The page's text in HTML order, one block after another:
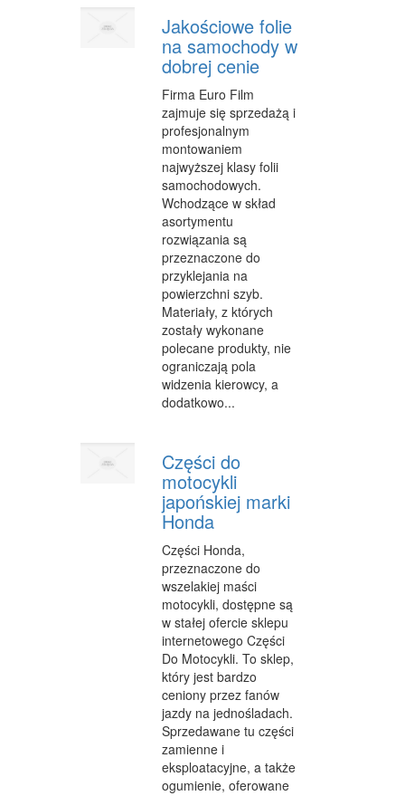
FABRYKACJA
INFORMATYCZNE
RESTAURACJE, CATERING
FOTOGRAFIA
ADWOKACI, PORADY PRAWNE
SPRZĄTANIE, PORZĄDKOWANIE
SERWIS
OPIEKA
INNE USŁUGI
NOCLEGI
HOTELE I NOCLEGI
PODRÓŻE
ODNOWA BIOLOGICZNA
DIETETYKA, ODCHUDZANIE
LECZENIE
SALONY KOSMETYCZNE
SPRZĘT MEDYCZNY
STRONY WWW
OPROGRAMOWANIE
KONTAKT
Jakościowe folie
na samochody w
dobrej cenie
Firma Euro Film
zajmuje się sprzedażą i
profesjonalnym
montowaniem
najwyższej klasy folii
samochodowych.
Wchodzące w skład
asortymentu
rozwiązania są
przeznaczone do
przyklejania na
powierzchni szyb.
Materiały, z których
zostały wykonane
polecane produkty, nie
ograniczają pola
widzenia kierowcy, a
dodatkowo...
Części do
motocykli
japońskiej marki
Honda
Części Honda,
przeznaczone do
wszelakiej maści
motocykli, dostępne są
w stałej ofercie sklepu
internetowego Części
Do Motocykli. To sklep,
który jest bardzo
ceniony przez fanów
jazdy na jednośladach.
Sprzedawane tu części
zamienne i
eksploatacyjne, a także
ogumienie, oferowane